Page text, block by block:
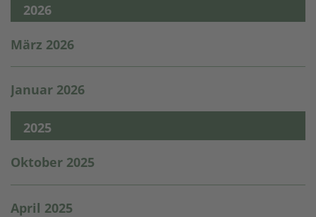
2026
März 2026
Januar 2026
2025
Oktober 2025
April 2025